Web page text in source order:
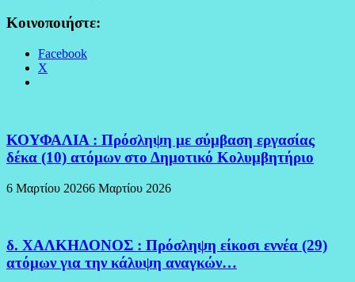
Κοινοποιήστε:
Facebook
X
ΚΟΥΦΑΛΙΑ : Πρόσληψη με σύμβαση εργασίας
δέκα (10) ατόμων στο Δημοτικό Κολυμβητήριο
6 Μαρτίου 20266 Μαρτίου 2026
δ. ΧΑΛΚΗΔΟΝΟΣ : Πρόσληψη είκοσι εννέα (29)
ατόμων για την κάλυψη αναγκών…